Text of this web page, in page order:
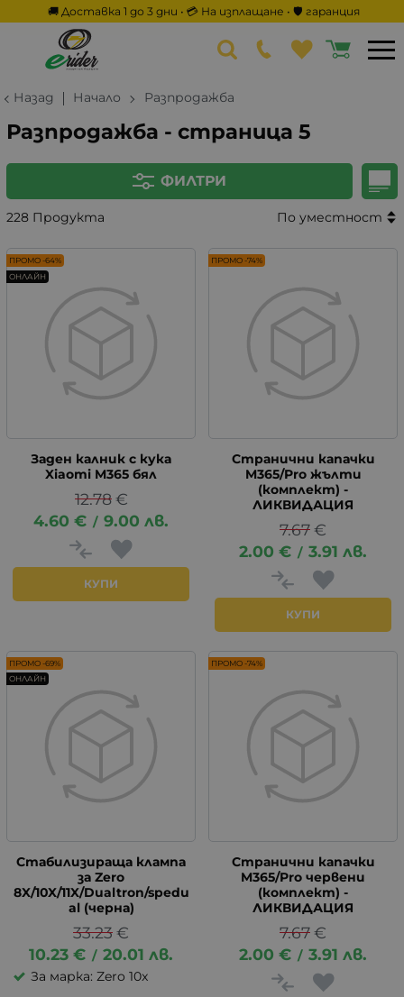
🚚 Доставка 1 до 3 дни • 💳 На изплащане • 🛡️ гаранция
Назад Начало Разпродажба
Разпродажба - страница 5
ФИЛТРИ
228 Продукта По уместност
Заден калник с кука
Xiaomi M365 бял
12.78 €
4.60 € / 9.00 лв.
КУПИ
ПРОМО -64%
ОНЛАЙН
Странични капачки
M365/Pro жълти
(комплект) -
ЛИКВИДАЦИЯ
7.67€
2.00 € / 3.91 лв.
КУПИ
ПРОМО -74%
Стабилизираща клампа
за Zero
8X/10X/11X/Dualtron/spedu
al (черна)
33.23€
10.23 € / 20.01 лв.
За марка: Zero 10x
ПРОМО -69%
ОНЛАЙН
Странични капачки
M365/Pro червени
(комплект) -
ЛИКВИДАЦИЯ
7.67€
2.00 € / 3.91 лв.
ПРОМО -74%